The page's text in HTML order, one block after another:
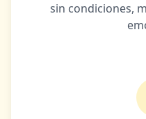
sin condiciones,